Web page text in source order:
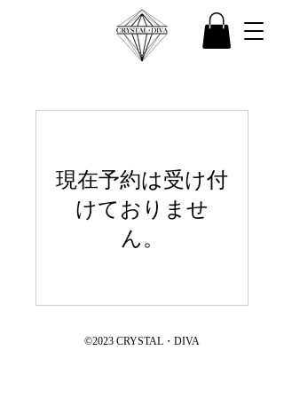
現在予約は受け付
けておりませ
ん。
©2023 CRYSTAL・DIVA